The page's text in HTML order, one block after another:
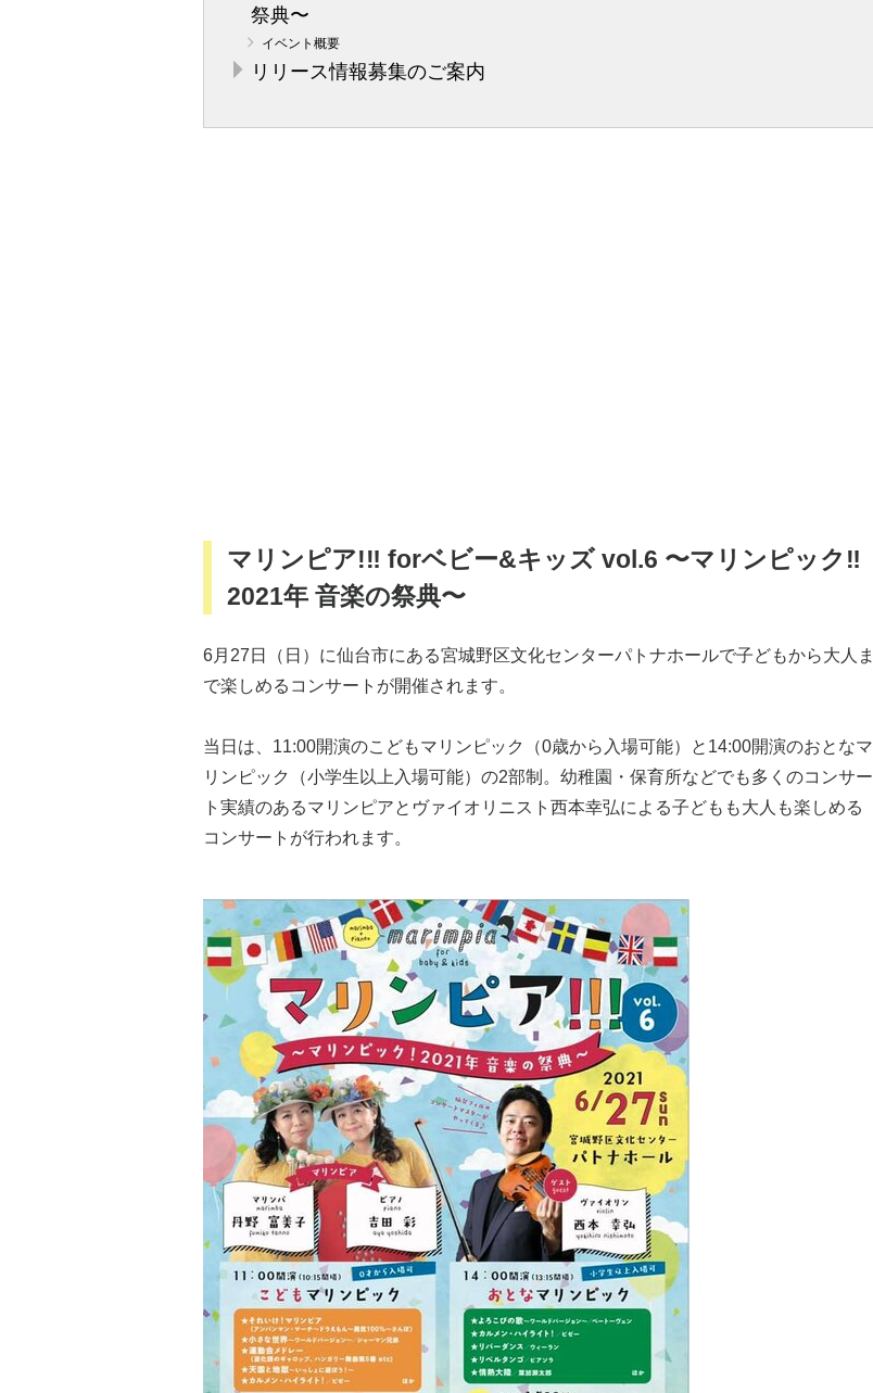
祭典〜
イベント概要
リリース情報募集のご案内
マリンピア!‼︎ forベビー&キッズ vol.6 〜マリンピック‼︎
2021年 音楽の祭典〜
6月27日（日）に仙台市にある宮城野区文化センターパトナホールで子どもから大人ま
で楽しめるコンサートが開催されます。
当日は、11:00開演のこどもマリンピック（0歳から入場可能）と14:00開演のおとなマ
リンピック（小学生以上入場可能）の2部制。幼稚園・保育所などでも多くのコンサー
ト実績のあるマリンピアとヴァイオリニスト西本幸弘による子どもも大人も楽しめる
コンサートが行われます。